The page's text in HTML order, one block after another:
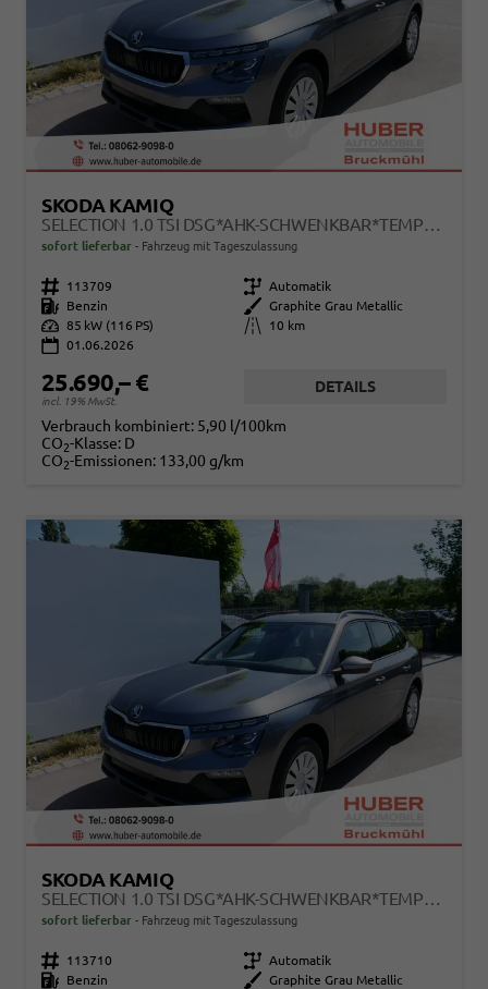
SKODA KAMIQ
SELECTION 1.0 TSI DSG*AHK-SCHWENKBAR*TEMPOMAT*PDC-HINTEN*KEYLESS-GO*SHZ*
sofort lieferbar Fahrzeug mit Tageszulassung
Fahrzeugnr. 113709 Getriebe Automatik
Kraftstoff
Benzin Außenfarbe
Graphite Grau Metallic
Leistung 85 kW (116 PS) Kilometerstand
10 km
01.06.2026
25.690,– €
incl. 19% MwSt.
DETAILS
Verbrauch kombiniert: 5,90 l/100km
CO2-Klasse: D
CO2-Emissionen: 133,00 g/km
SKODA KAMIQ
SELECTION 1.0 TSI DSG*AHK-SCHWENKBAR*TEMPOMAT*PDC-HINTEN*KEYLESS-GO*SHZ*
sofort lieferbar Fahrzeug mit Tageszulassung
Fahrzeugnr. 113710 Getriebe Automatik
Kraftstoff
Benzin Außenfarbe
Graphite Grau Metallic